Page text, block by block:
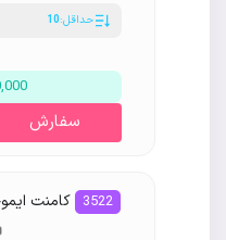
حداقل:10
سفارش
3522 کامنت